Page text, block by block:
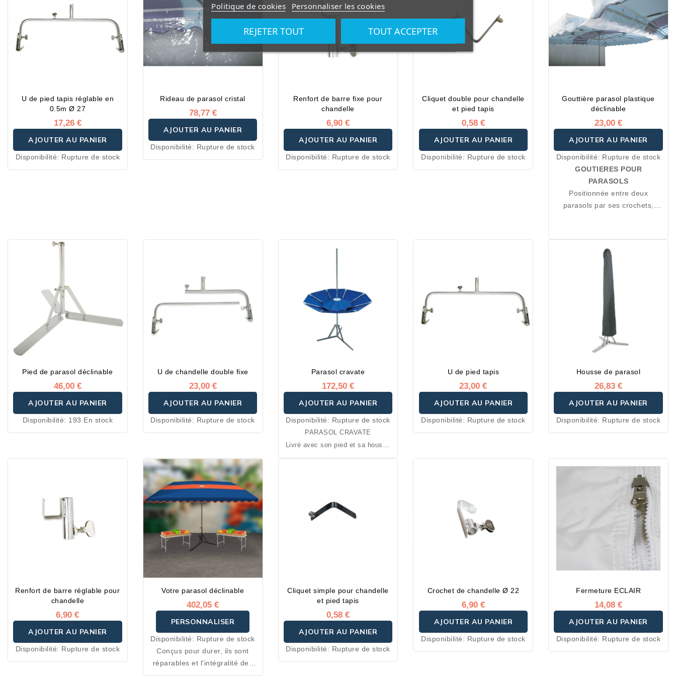
texture très dense de la chaîne
et de la trame retorse, elles
offrent une puissance et une
tenue de couleur dans le temps
inégalées face aux UV et aux
antimoisissures et antitaches
perméabilité et un séchage
rapide.
U de pied tapis réglable en
0.5m Ø 27
17,26 €
AJOUTER AU PANIER
Disponibilité: Rupture de stock
Rideau de parasol cristal
78,77 €
AJOUTER AU PANIER
Disponibilité: Rupture de stock
Renfort de barre fixe pour
chandelle
6,90 €
AJOUTER AU PANIER
Disponibilité: Rupture de stock
Cliquet double pour chandelle
et pied tapis
0,58 €
AJOUTER AU PANIER
Disponibilité: Rupture de stock
Gouttière parasol plastique
déclinable
23,00 €
AJOUTER AU PANIER
Disponibilité: Rupture de stock
GOUTIERES POUR
PARASOLS
Positionnée entre deux
parasols par ses crochets,
Deux types de crochets
disponibles : crochets
plastiques ou métaliques.
Pied de parasol déclinable
46,00 €
AJOUTER AU PANIER
Disponibilité: 193 En stock
U de chandelle double fixe
23,00 €
AJOUTER AU PANIER
Disponibilité: Rupture de stock
Parasol cravate
172,50 €
AJOUTER AU PANIER
Disponibilité: Rupture de stock
PARASOL CRAVATE
Livré avec son pied et sa housse
de transport.
U de pied tapis
23,00 €
AJOUTER AU PANIER
Disponibilité: Rupture de stock
Housse de parasol
26,83 €
AJOUTER AU PANIER
Disponibilité: Rupture de stock
Renfort de barre réglable pour
chandelle
6,90 €
AJOUTER AU PANIER
Disponibilité: Rupture de stock
Votre parasol déclinable
402,05 €
PERSONNALISER
Disponibilité: Rupture de stock
Conçus pour durer, ils sont
réparables et l'intégralité des
Cliquet simple pour chandelle
et pied tapis
0,58 €
AJOUTER AU PANIER
Disponibilité: Rupture de stock
Crochet de chandelle Ø 22
6,90 €
AJOUTER AU PANIER
Disponibilité: Rupture de stock
Fermeture ECLAIR
14,08 €
AJOUTER AU PANIER
Disponibilité: Rupture de stock
Politique de cookies Personnaliser les cookies
REJETER TOUT TOUT ACCEPTER